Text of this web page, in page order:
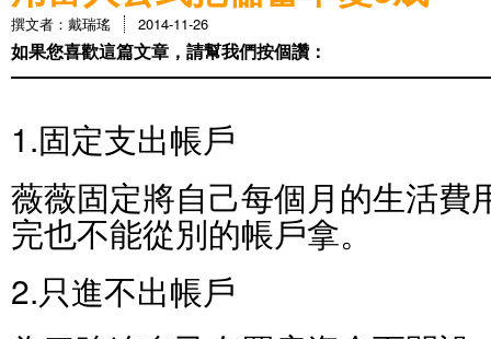
撰文者：戴瑞瑤 2014-11-26
如果您喜歡這篇文章，請幫我們按個讚：
1.固定支出帳戶
薇薇固定將自己每個月的生活費
完也不能從別的帳戶拿。
2.只進不出帳戶